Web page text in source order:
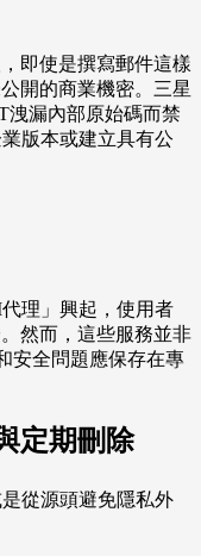
即使是撰寫郵件這樣
開的商業機密。三星
洩漏內部原始碼而禁
版本或建立具有公
理」興起，使用者
然而，這些服務並非
安全問題應保存在專
定期刪除
從源頭避免隱私外